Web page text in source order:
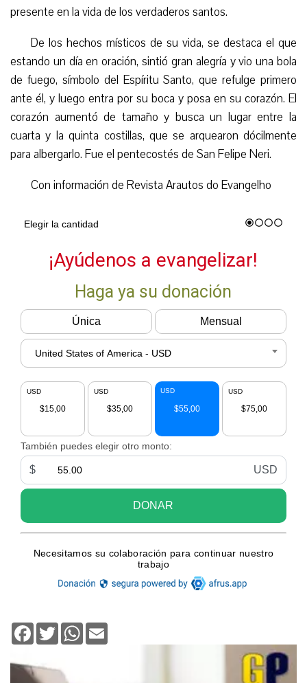
presente en la vida de los verdaderos santos.
De los hechos místicos de su vida, se destaca el que
estando un día en oración, sintió gran alegría y vio una bola
de fuego, símbolo del Espíritu Santo, que refulge primero
ante él, y luego entra por su boca y posa en su corazón. El
corazón aumentó de tamaño y busca un lugar entre la
cuarta y la quinta costillas, que se arquearon dócilmente
para albergarlo. Fue el pentecostés de San Felipe Neri.
Con información de Revista Arautos do Evangelho
Facebook
TwitterWhatsApp